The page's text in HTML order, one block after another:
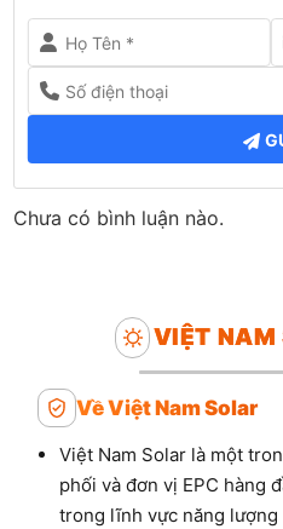
Chưa có bình luận nào.
VIỆT NAM
Về Việt Nam Solar
Việt Nam Solar là một
phối và đơn vị EPC hàng
trong lĩnh vực năng